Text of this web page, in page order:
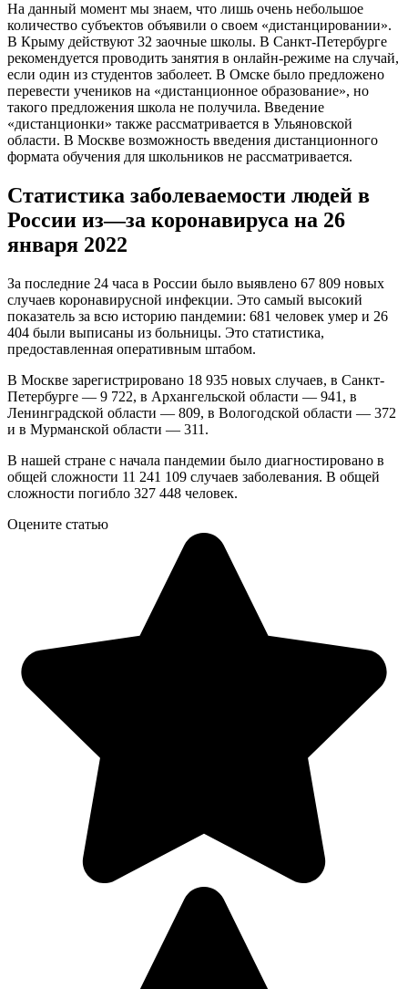
На данный момент мы знаем, что лишь очень небольшое
количество субъектов объявили о своем «дистанцировании».
В Крыму действуют 32 заочные школы. В Санкт-Петербурге
рекомендуется проводить занятия в онлайн-режиме на случай,
если один из студентов заболеет. В Омске было предложено
перевести учеников на «дистанционное образование», но
такого предложения школа не получила. Введение
«дистанционки» также рассматривается в Ульяновской
области. В Москве возможность введения дистанционного
формата обучения для школьников не рассматривается.
Статистика заболеваемости людей в
России из—за коронавируса на 26
января 2022
За последние 24 часа в России было выявлено 67 809 новых
случаев коронавирусной инфекции. Это самый высокий
показатель за всю историю пандемии: 681 человек умер и 26
404 были выписаны из больницы. Это статистика,
предоставленная оперативным штабом.
В Москве зарегистрировано 18 935 новых случаев, в Санкт-
Петербурге — 9 722, в Архангельской области — 941, в
Ленинградской области — 809, в Вологодской области — 372
и в Мурманской области — 311.
В нашей стране с начала пандемии было диагностировано в
общей сложности 11 241 109 случаев заболевания. В общей
сложности погибло 327 448 человек.
Оцените статью